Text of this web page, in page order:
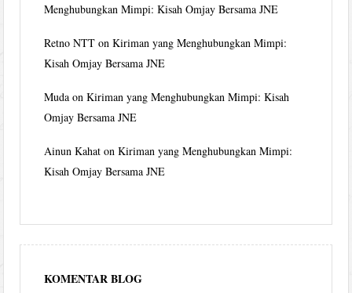
Menghubungkan Mimpi: Kisah Omjay Bersama JNE
Retno NTT onKiriman yang Menghubungkan Mimpi:
Kisah Omjay Bersama JNE
Muda onKiriman yang Menghubungkan Mimpi: Kisah
Omjay Bersama JNE
Ainun Kahat onKiriman yang Menghubungkan Mimpi:
Kisah Omjay Bersama JNE
KOMENTAR BLOG